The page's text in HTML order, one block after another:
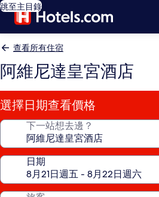
跳至主目錄
查看所有住宿
阿維尼達皇宮酒店
選擇日期查看價格
下一站想去邊？
日期